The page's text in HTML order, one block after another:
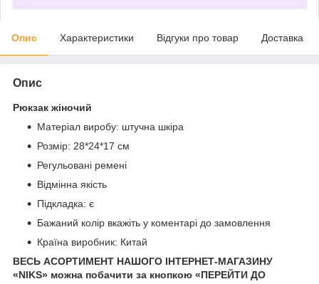
Опис Характеристики Відгуки про товар Доставка
Опис
Рюкзак жіночий
Матеріал виробу: штучна шкіра
Розмір: 28*24*17 см
Регульовані ремені
Відмінна якість
Підкладка: є
Бажаний колір вкажіть у коментарі до замовлення
Країна виробник: Китай
ВЕСЬ АСОРТИМЕНТ НАШОГО ІНТЕРНЕТ-МАГАЗИНУ
«NIKS» можна побачити за кнопкою «ПЕРЕЙТИ ДО